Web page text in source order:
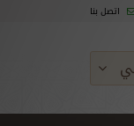
اتصل بنا